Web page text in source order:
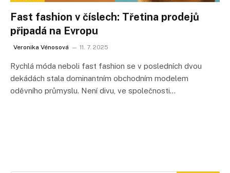
Fast fashion v číslech: Třetina prodejů
připadá na Evropu
Veronika Vénosová 11. 7. 2025
Rychlá móda neboli fast fashion se v posledních dvou
dekádách stala dominantním obchodním modelem
oděvního průmyslu. Není divu, ve společnosti…